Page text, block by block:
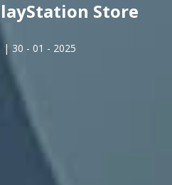
Store
| 30 - 01 - 2025